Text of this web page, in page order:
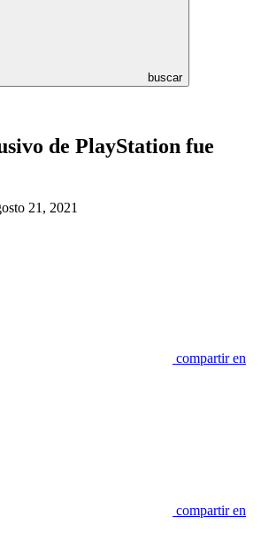
buscar
de PlayStation fue
21, 2021
compartir en
compartir en